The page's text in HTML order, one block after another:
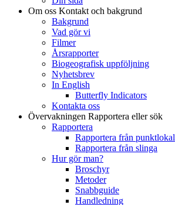
Om oss Kontakt och bakgrund
Bakgrund
Vad gör vi
Filmer
Årsrapporter
Biogeografisk uppföljning
Nyhetsbrev
In English
Butterfly Indicators
Kontakta oss
Övervakningen Rapportera eller sök
Rapportera
Rapportera från punktlokal
Rapportera från slinga
Hur gör man?
Broschyr
Metoder
Snabbguide
Handledning